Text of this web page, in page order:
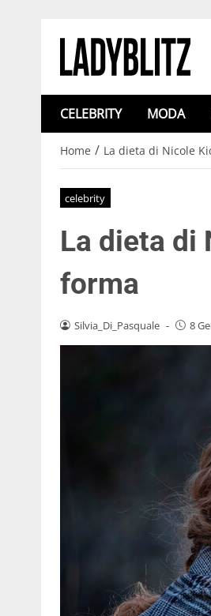
CELEBRITY MODA
Home / La dieta di Nicole
celebrity
La dieta di
forma
Silvia_Di_Pasquale - 8